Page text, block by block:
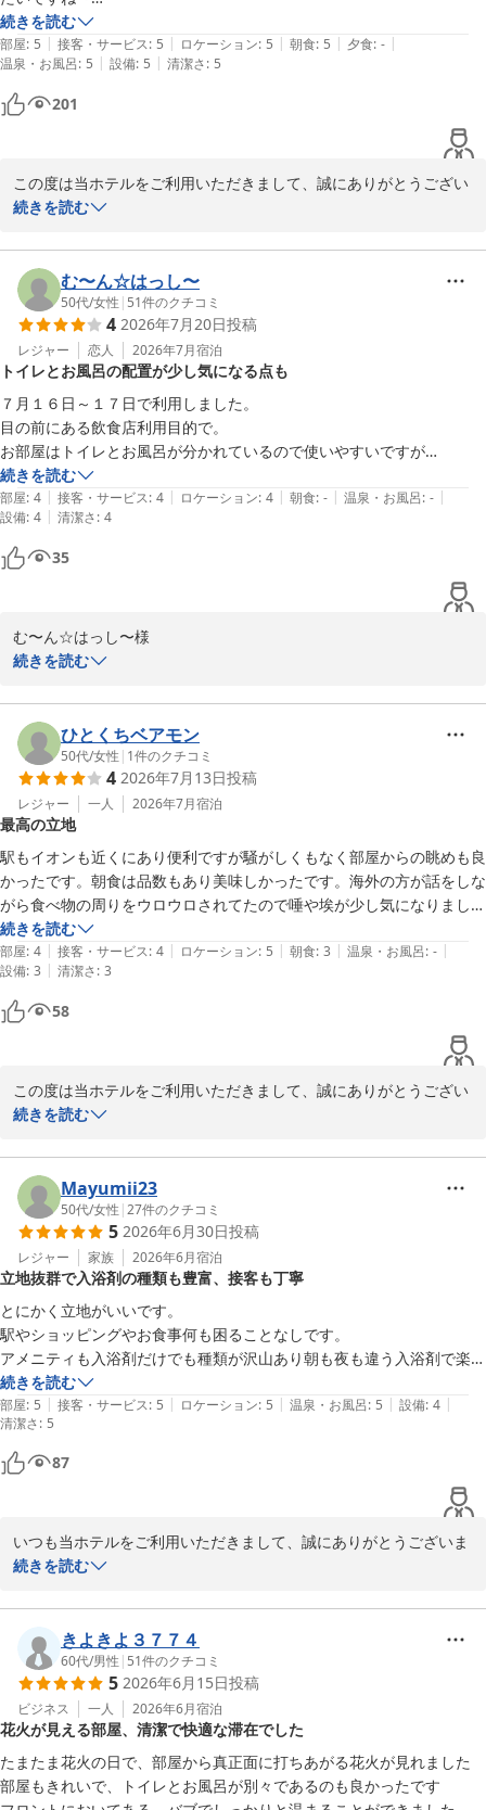
景色も最高でした〜
ありがとうございました♪
続きを読む
部屋: 5 | 接客・サービス: 5 | ロケーション: 5 | 朝食: 5 | 夕食: - |
温泉・お風呂: 5 | 設備: 5 | 清潔さ: 5
201
この度は当ホテルをご利用いただきまして、誠にありがとうござい
ました。
す。
ご滞在中は快適にお過ごしいただけた様子が伺え、大変嬉しく思い
ます。
ぜひ次回は連泊でお待ちしております。
本当にありがとうございました。
Ｊホテルりんくう
2026-05-12
続きを読む
む〜ん☆はっし〜
50代/女性 | 51件のクチコミ
4 2026年7月20日投稿
レジャー 恋人 2026年7月宿泊
トイレとお風呂の配置が少し気になる点も
７月１６日～１７日で利用しました。
目の前にある飲食店利用目的で。
お部屋はトイレとお風呂が分かれているので使いやすいですが
トイレからお風呂が見えてしまうのがマイナス点かも？
友達同士ではちょっと恥ずかしいですよね。
アメニティもフロント横から使いたいものを持って行けるのですが
かなり充実していると思います。
入浴剤もあるしフェイスマスクもあります。
フロント対応も問題ないと思いますし駐車場も無料なのがうれしいで
続きを読む
部屋: 4 | 接客・サービス: 4 | ロケーション: 4 | 朝食: - | 温泉・お風呂: - |
設備: 4 | 清潔さ: 4
35
む〜ん☆はっし〜様
ました。
また口コミへの投稿と高い評価をいただき、心より感謝申し上げま
す。
ご滞在中は快適にお過ごしいただけた様子が伺え、大変嬉しく思い
ます。
特にスタッフ対応にお褒めのお言葉をいただけ、大変励みになりま
す。
トイレとお風呂の仕切りがガラスであることで、ご不憫をお掛けし
申し訳ございませんでした。貴重なご意見ありがとうございます。
機会がございましたら、ぜひ次回のご利用をスタッフ一同心よりお
待ちしております。
本当にありがとうございました。
Ｊホテルりんくう
続きを読む
ひとくちベアモン
50代/女性 | 1件のクチコミ
4 2026年7月13日投稿
レジャー 一人 2026年7月宿泊
最高の立地
駅もイオンも近くにあり便利ですが騒がしくもなく部屋からの眺めも良
かったです。朝食は品数もあり美味しかったです。海外の方が話をしな
がら食べ物の周りをウロウロされてたので唾や埃が少し気になりまし
た。部屋の電気が暗く、調節するスイッチ？を探しましたが見つけきら
ず…フロントに言えばすぐ対応してくださってたと思いますが、疲れて
たのでそのまま寝ました。翌朝はカーテンを開ければ明るく気にはなり
ませんでした。
続きを読む
部屋: 4 | 接客・サービス: 4 | ロケーション: 5 | 朝食: 3 | 温泉・お風呂: - |
設備: 3 | 清潔さ: 3
58
この度は当ホテルをご利用いただきまして、誠にありがとうござい
ました。
ロケーションや立地など、お気に入りいただけ大変嬉しく思いま
す。
しかしながら、朝食会場での出来事やお部屋の照明などでご不憫を
おかけしましたことを、お詫び申し上げます。
貴重なご意見を賜り改めて感謝いたします。
機会がございましたら、ぜひ次回のご利用をスタッフ一同心よりお
待ちしております。
本当にありがとうございました。
Ｊホテルりんくう
2026-07-19
続きを読む
Mayumii23
50代/女性 |27件のクチコミ
5 2026年6月30日投稿
レジャー 家族 2026年6月宿泊
立地抜群で入浴剤の種類も豊富、接客も丁寧
とにかく立地がいいです。
駅やショッピングやお食事何も困ることなしです。
アメニティも入浴剤だけでも種類が沢山あり朝も夜も違う入浴剤で楽し
んでます。
これは毎回思うことですがフロントの方の対応もいいのでとても入りや
続きを読む
部屋: 5 | 接客・サービス: 5 | ロケーション: 5 | 温泉・お風呂: 5 | 設備: 4 |
清潔さ: 5
87
いつも当ホテルをご利用いただきまして、誠にありがとうございま
す。
ます。
入浴剤でホテル滞在を楽しんでいただけ何よりでございます。
特にスタッフ対応にお褒めの言葉をいただけたことは、大変励みに
なります。
ぜひまた次回のご利用をスタッフ一同心よりお待ちしております。
ありがとうございました。
Ｊホテルりんくう
2026-07-19
続きを読む
きよきよ３７７４
60代/男性 | 51件のクチコミ
5 2026年6月15日投稿
ビジネス 一人 2026年6月宿泊
花火が見える部屋、清潔で快適な滞在でした
たまたま花火の日で、部屋から真正面に打ちあがる花火が見れました
部屋もきれいで、トイレとお風呂が別々であるのも良かったです